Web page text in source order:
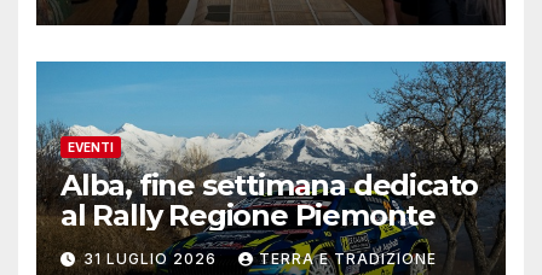
EVENTI
Alba, fine settimana dedicato
al Rally Regione Piemonte
31 LUGLIO 2026 TERRA E TRADIZIONE